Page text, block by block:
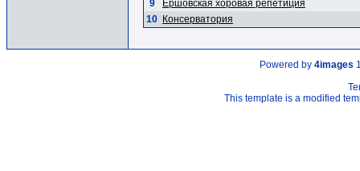
9
Ершовская хоровая репетиция
10 Консерватория
Powered by 4images
This template is a modified